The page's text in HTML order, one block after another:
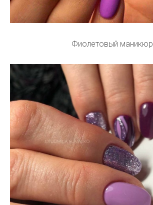
Фиолетовый маникюр